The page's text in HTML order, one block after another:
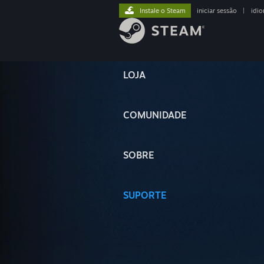
LOJA
COMUNIDADE
SOBRE
SUPORTE
Instale o Steam iniciar sessão